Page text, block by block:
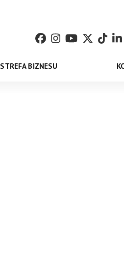
STREFA BIZNESU